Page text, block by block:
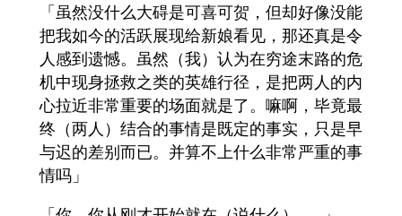
「虽然没什么大碍是可喜可贺，但却好像没能
把我如今的活跃展现给新娘看见，那还真是令
人感到遗憾。虽然（我）认为在穷途末路的危
机中现身拯救之类的英雄行径，是把两人的内
心拉近非常重要的场面就是了。嘛啊，毕竟最
终（两人）结合的事情是既定的事实，只是早
与迟的差别而已。并算不上什么非常严重的事
情吗」